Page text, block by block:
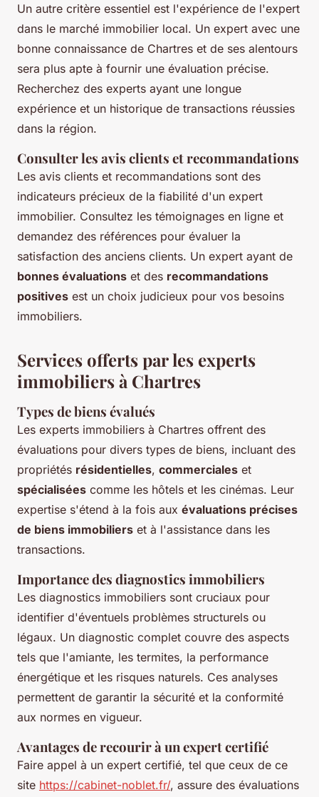
Un autre critère essentiel est l'expérience de l'expert
dans le marché immobilier local. Un expert avec une
bonne connaissance de Chartres et de ses alentours
sera plus apte à fournir une évaluation précise.
Recherchez des experts ayant une longue
expérience et un historique de transactions réussies
dans la région.
Consulter les avis clients et recommandations
Les avis clients et recommandations sont des
indicateurs précieux de la fiabilité d'un expert
immobilier. Consultez les témoignages en ligne et
demandez des références pour évaluer la
satisfaction des anciens clients. Un expert ayant de
bonnes évaluations et des recommandations
positives est un choix judicieux pour vos besoins
immobiliers.
Services offerts par les experts
immobiliers à Chartres
Types de biens évalués
Les experts immobiliers à Chartres offrent des
évaluations pour divers types de biens, incluant des
propriétés résidentielles, commerciales et
spécialisées comme les hôtels et les cinémas. Leur
expertise s'étend à la fois aux évaluations précises
de biens immobiliers et à l'assistance dans les
transactions.
Importance des diagnostics immobiliers
Les diagnostics immobiliers sont cruciaux pour
identifier d'éventuels problèmes structurels ou
légaux. Un diagnostic complet couvre des aspects
tels que l'amiante, les termites, la performance
énergétique et les risques naturels. Ces analyses
permettent de garantir la sécurité et la conformité
aux normes en vigueur.
Avantages de recourir à un expert certifié
Faire appel à un expert certifié, tel que ceux de ce
site https://cabinet-noblet.fr/, assure des évaluations